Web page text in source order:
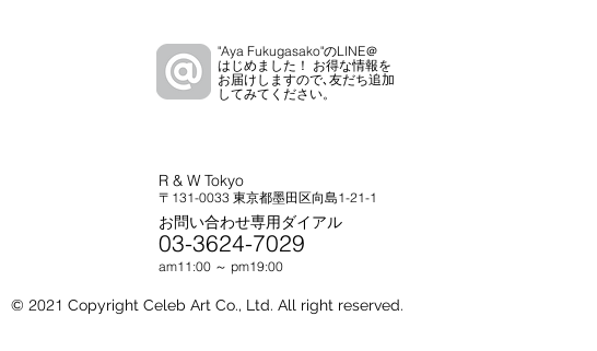
"Aya Fukugasako"のLINE＠
はじめました！ お得な情報を
お届けしますので､友だち追加
してみてください。
R & W Tokyo
〒131-0033 東京都墨田区向島1-21-1
お問い合わせ専用ダイアル
03-3624-7029
am11:00 ～ pm19:00
© 2021 Copyright Celeb Art Co., Ltd. All right reserved.